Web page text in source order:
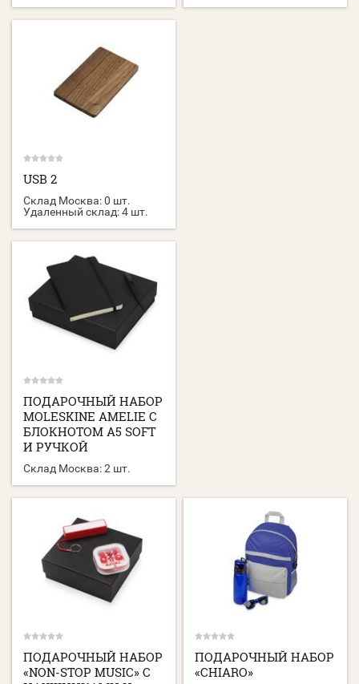
USB 2
Склад Москва:0 шт.
Удаленный склад:4 шт.
ПОДАРОЧНЫЙ НАБОР
MOLESKINE AMELIE С
БЛОКНОТОМ А5 SOFT
И РУЧКОЙ
Склад Москва:2 шт.
ПОДАРОЧНЫЙ НАБОР
«NON-STOP MUSIC» С
ПОДАРОЧНЫЙ НАБОР
«CHIARO»